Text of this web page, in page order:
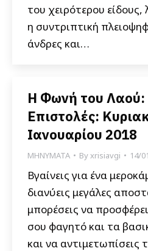
του χειρότερου
η συντριπτική
άνδρες και…
Η Φωνή του
Επιστολές:
Ιανουαρίου 2018
ΜΗΝΥΜΑΤΑ Byxrisiavgi 14/
Βγαίνεις για ένα
διανύεις μεγάλες
μπορέσεις να
σου φαγητό και τα
και να